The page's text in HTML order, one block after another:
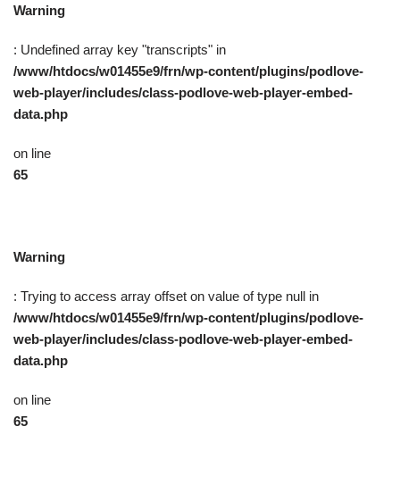
Warning
: Undefined array key "transcripts" in
/www/htdocs/w01455e9/frn/wp-content/plugins/podlove-
web-player/includes/class-podlove-web-player-embed-
data.php
on line
65
Warning
: Trying to access array offset on value of type null in
/www/htdocs/w01455e9/frn/wp-content/plugins/podlove-
web-player/includes/class-podlove-web-player-embed-
data.php
on line
65